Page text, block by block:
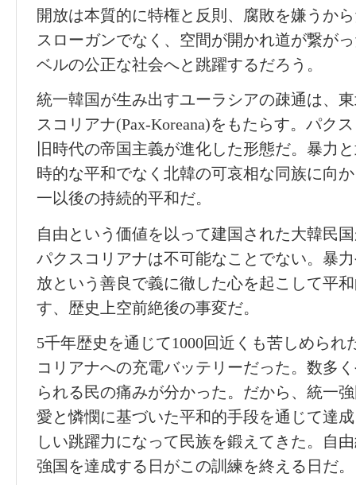
開放は本質的に特権と反則、腐敗を嫌うか
スローガンでなく、空間が開かれ道が繋が
ベルの公正な社会へと跳躍するだろう。
統一韓国が生み出すユーラシアの疎通は、
スコリアナ(Pax-Koreana)をもたらす。パク
旧時代の帝国主義が進化した形態だ。暴力
時的な平和でなく北韓の可哀相な同族に向
一以後の持続的平和だ。
自由という価値を以って建国された大韓民
パクスコリアナは不可能なことでない。暴
放という善良で義に徹した心を起こして平
す、歴史上空前絶後の事変だ。
5千年歴史を通じて1000回近くも苦しめられ
コリアナへの充電バッテリーだった。数多
られる民の痛みが分かった。だから、統一
愛と憐憫に基づいた平和的手段を通じて達
しい跳躍力になって民族を鍛えてきた。自
強国を達成する日がこの訓練を終える日だ。